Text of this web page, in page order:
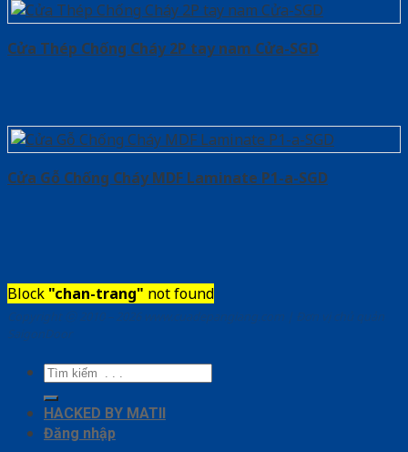
Cửa Thép Chống Cháy 2P tay nam Cửa-SGD
Cửa Gỗ Chống Cháy MDF Laminate P1-a-SGD
Block "chan-trang" not found
Copyright ⓒ 2010 – 2026 www.cuadepangiang.com | Đơn vị chủ quản
SaigonDoor
Tìm
kiếm:
HACKED BY MATII
Đăng nhập